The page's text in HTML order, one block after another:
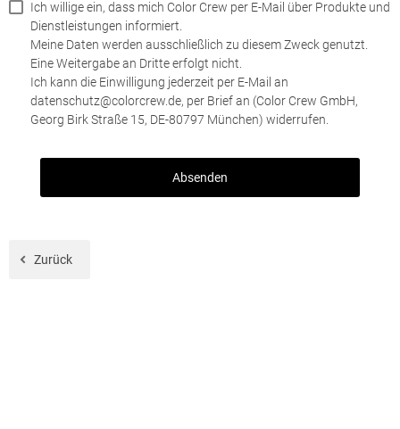
Ich willige ein, dass mich Color Crew per E-Mail über Produkte und
Dienstleistungen informiert.
Meine Daten werden ausschließlich zu diesem Zweck genutzt.
Eine Weitergabe an Dritte erfolgt nicht.
Ich kann die Einwilligung jederzeit per E-Mail an
datenschutz@colorcrew.de, per Brief an (Color Crew GmbH,
Georg Birk Straße 15, DE-80797 München) widerrufen.
Zurück